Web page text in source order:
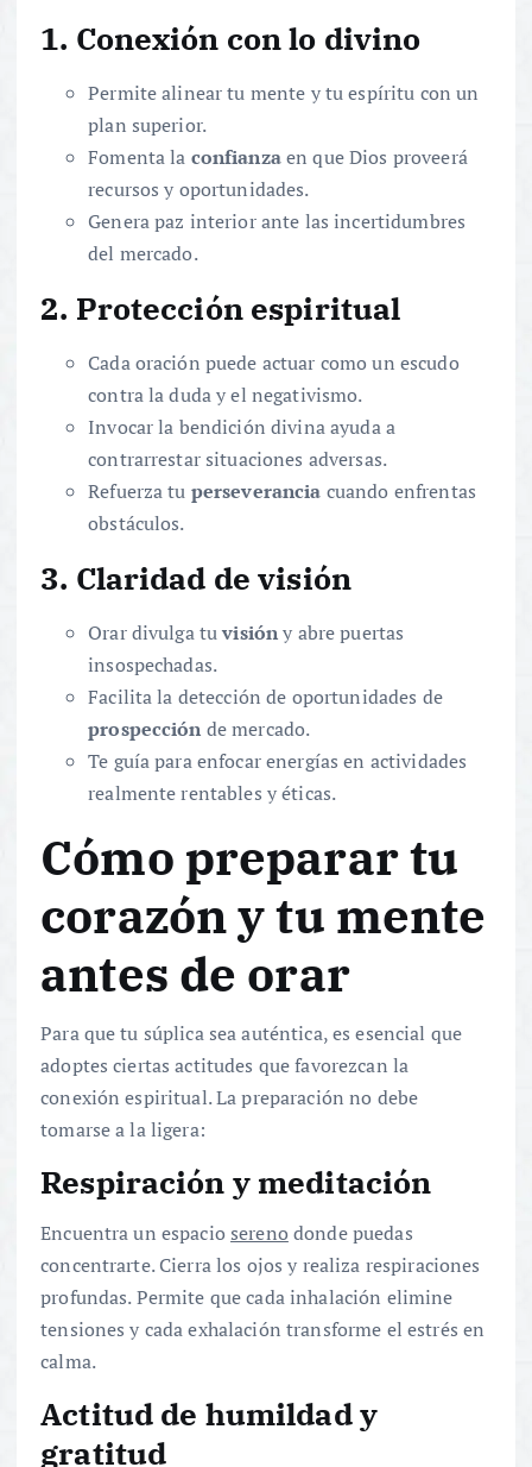
1. Conexión con lo divino
Permite alinear tu mente y tu espíritu con un
plan superior.
Fomenta la confianzaen que Dios proveerá
recursos y oportunidades.
Genera paz interior ante las incertidumbres
del mercado.
2. Protección espiritual
Cada oración puede actuar como un escudo
contra la duda y el negativismo.
Invocar la bendición divina ayuda a
contrarrestar situaciones adversas.
Refuerza tu perseverancia cuando enfrentas
obstáculos.
3. Claridad de visión
Orar divulga tuvisióny abre puertas
insospechadas.
Facilita la detección de oportunidades de
prospección de mercado.
Te guía para enfocar energías en actividades
realmente rentables y éticas.
Cómo preparar tu
corazón y tu mente
antes de orar
Para que tu súplica sea auténtica, es esencial que
adoptes ciertas actitudes que favorezcan la
conexión espiritual. La preparación no debe
tomarse a la ligera:
Respiración y meditación
Encuentra un espacioserenodonde puedas
concentrarte. Cierra los ojos y realiza respiraciones
profundas. Permite que cada inhalación elimine
tensiones y cada exhalación transforme el estrés en
calma.
Actitud de humildad y
gratitud